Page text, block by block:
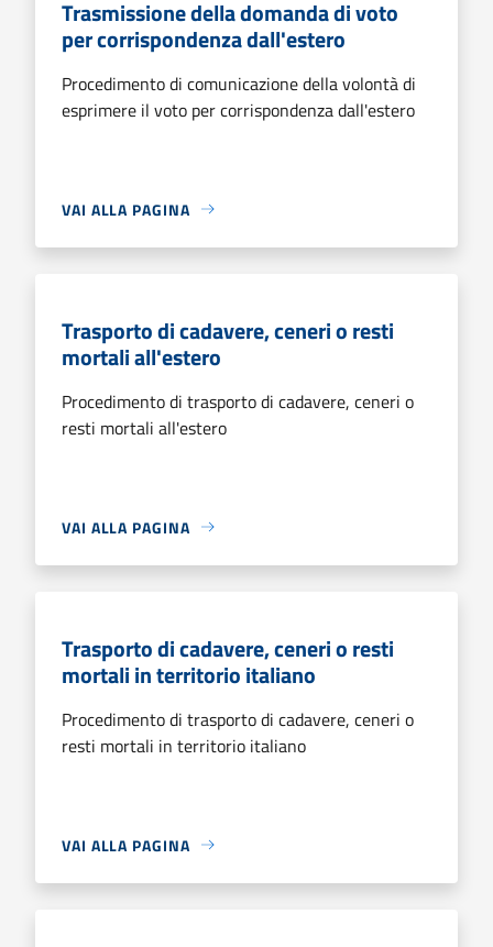
Trasmissione della domanda di voto
per corrispondenza dall'estero
Procedimento di comunicazione della volontà di
esprimere il voto per corrispondenza dall'estero
VAI ALLA PAGINA
Trasporto di cadavere, ceneri o resti
mortali all'estero
Procedimento di trasporto di cadavere, ceneri o
resti mortali all'estero
VAI ALLA PAGINA
Trasporto di cadavere, ceneri o resti
mortali in territorio italiano
Procedimento di trasporto di cadavere, ceneri o
resti mortali in territorio italiano
VAI ALLA PAGINA